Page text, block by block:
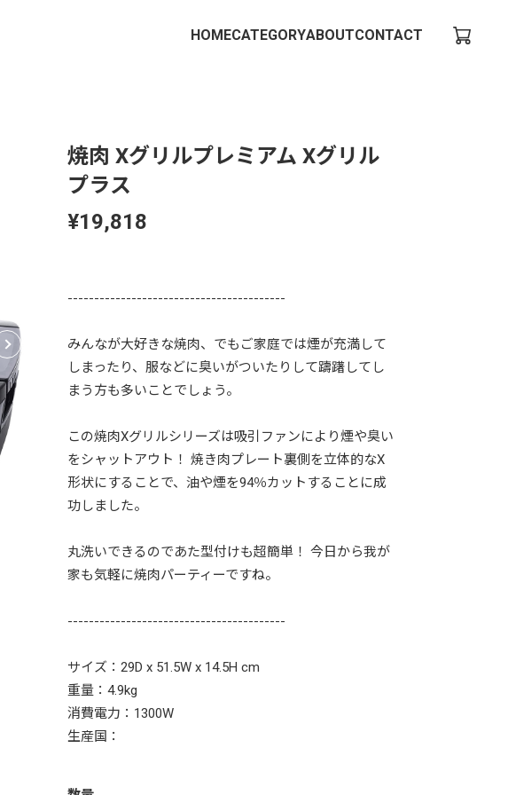
HOMECATEGORYABOUTCONTACT
焼肉 Xグリルプレミアム Xグリル
プラス
¥19,818
-----------------------------------------
みんなが大好きな焼肉、でもご家庭では煙が充満して
しまったり、服などに臭いがついたりして躊躇してし
まう方も多いことでしょう。
この焼肉Xグリルシリーズは吸引ファンにより煙や臭い
をシャットアウト！ 焼き肉プレート裏側を立体的なX
形状にすることで、油や煙を94％カットすることに成
功しました。
丸洗いできるのであた型付けも超簡単！ 今日から我が
家も気軽に焼肉パーティーですね。
-----------------------------------------
サイズ：29D x 51.5W x 14.5H cm
重量：4.9kg
消費電力：1300W
生産国：